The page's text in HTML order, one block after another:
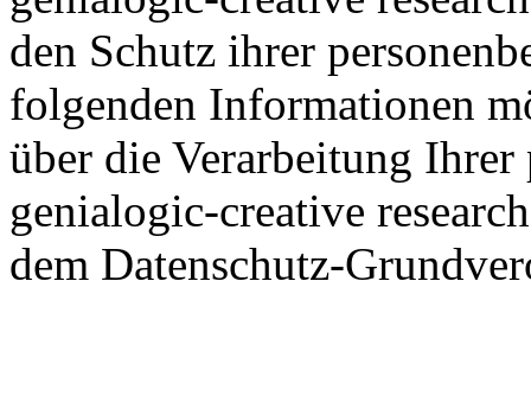
den Schutz ihrer
folgenden Informationen
über die Verarbeitung Ihrer
genialogic-creative
dem Datenschutz-